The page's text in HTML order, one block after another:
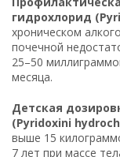
гидрохлорид
хроническом
почечной
25–50
месяца.
Детская
(Pyridoxini
выше 15
7 лет при массе